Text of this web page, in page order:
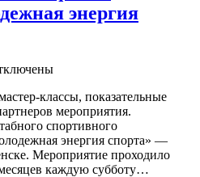
энергия
классы, показательные
мероприятия.
спортивного
энергия спорта» —
Мероприятие проходило
каждую субботу…